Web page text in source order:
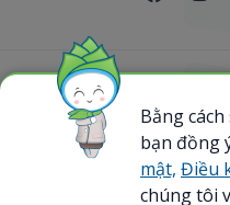
Sơ đồ website
@ 2023 Bamboo
Reserved.
Business Registration
Bằng
bạn đồng
mật, Điều
chúng tôi